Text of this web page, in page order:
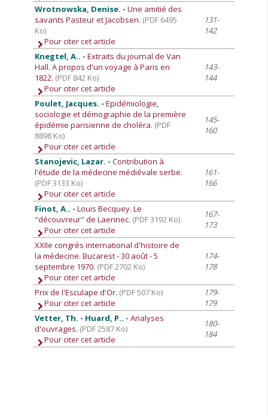
Wrotnowska, Denise. -Une amitié des
savants Pasteur et Jacobsen. (PDF 6495
Ko)
Pour citer cet article
131-
142
Knegtel, A.. -Extraits du journal de Van
Hall. A propos d'un voyage à Paris en
1822. (PDF 842 Ko)
Pour citer cet article
143-
144
Poulet, Jacques. -Epidémiologie,
sociologie et démographie de la première
épidémie parisienne de choléra. (PDF
8898 Ko)
Pour citer cet article
145-
160
Stanojevic, Lazar. -Contribution à
l'étude de la médecine médiévale serbe.
(PDF 3133 Ko)
Pour citer cet article
161-
166
Finot, A.. -Louis Becquey. Le
"découvreur" de Laennec. (PDF 3192 Ko)
Pour citer cet article
167-
173
XXIIe congrès international d'histoire de
la médecine. Bucarest - 30 août - 5
septembre 1970. (PDF 2702 Ko)
Pour citer cet article
174-
178
Prix de l'Esculape d'Or. (PDF 507 Ko)
Pour citer cet article
179-
179
Vetter, Th. - Huard, P.. -Analyses
d'ouvrages. (PDF 2587 Ko)
Pour citer cet article
180-
184